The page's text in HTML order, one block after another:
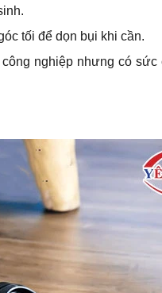
tối để dọn bụi khi cần.
nghiệp nhưng có